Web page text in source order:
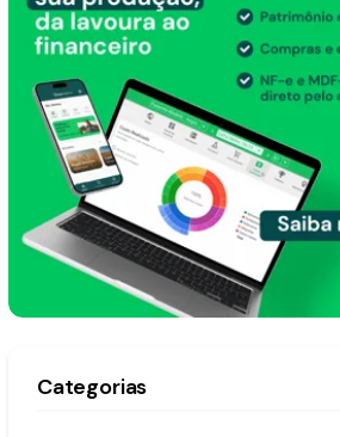
Categorias